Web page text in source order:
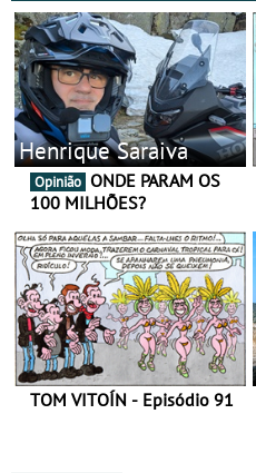
Henrique Saraiva
Opinião
100 MILHÕES?
TOM VITOÍN - Episódio 91